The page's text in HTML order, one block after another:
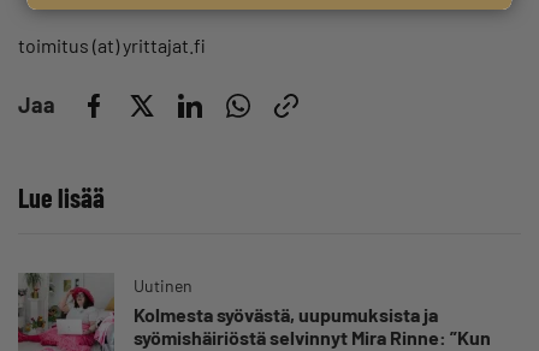
toimitus (at) yrittajat.fi
Jaa
Lue lisää
Uutinen
Kolmesta syövästä, uupumuksista ja
syömishäiriöstä selvinnyt Mira Rinne: ”Kun